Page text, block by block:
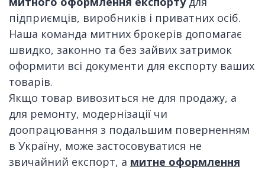
підприємців, виробників і приватних осіб.
Наша команда митних брокерів допомагає
швидко, законно та без зайвих затримок
оформити всі документи для експорту ваших
товарів.
Якщо товар вивозиться не для продажу, а
для ремонту, модернізації чи
доопрацювання з подальшим поверненням
в Україну, може застосовуватися не
звичайний експорт, а митне оформлення